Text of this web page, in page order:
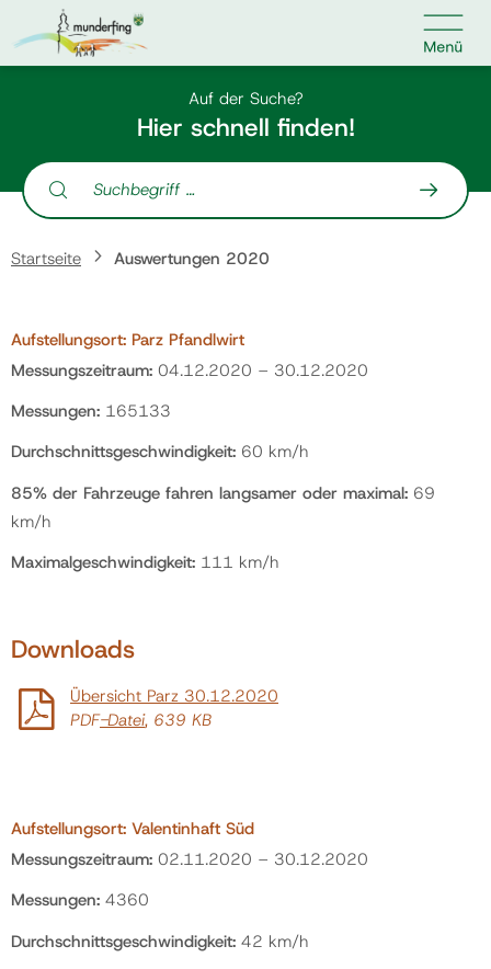
Kontakt 
Suche nach:
Home
Ihr Anliegen
Veranstaltungen
Jobs
Politik
Kontakt
Auf der Suche?
Hier schnell finden!
Suche nach:
Startseite Auswertungen 2020
Aufstellungsort: Parz Pfandlwirt
Messungszeitraum: 04.12.2020 – 30.12.2020
Messungen: 165133
Durchschnittsgeschwindigkeit: 60 km/h
85% der Fahrzeuge fahren langsamer oder maximal: 69
km/h
Maximalgeschwindigkeit: 111 km/h
Downloads
Übersicht Parz 30.12.2020
PDF-Datei, 639 KB
Aufstellungsort: Valentinhaft Süd
Messungszeitraum: 02.11.2020 – 30.12.2020
Messungen: 4360
Durchschnittsgeschwindigkeit: 42 km/h